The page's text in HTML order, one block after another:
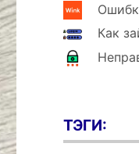
Как
ТЭГИ: